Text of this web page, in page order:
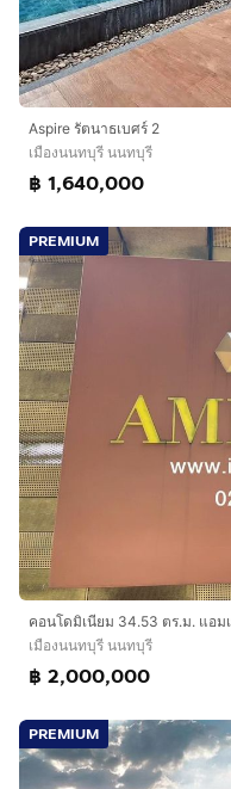
Aspire รัตนาธเบศร์ 2
เมืองนนทบุรี นนทบุรี
฿ 1,640,000
PREMIUM
เมืองนนทบุรี นนทบุรี
฿ 2,000,000
PREMIUM